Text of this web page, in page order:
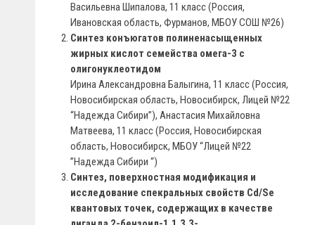
Васильевна Шипалова, 11 класс (Россия,
Ивановская область, Фурманов, МБОУ СОШ №26)
Синтез конъюгатов полиненасыщенных
жирных кислот семейства омега-3 с
олигонуклеотидом
Ирина Александровна Балыгина, 11 класс (Россия,
Новосибирская область, Новосибирск, Лицей №22
“Надежда Сибири”), Анастасия Михайловна
Матвеева, 11 класс (Россия, Новосибирская
область, Новосибирск, МБОУ “Лицей №22
”Надежда Сибири “)
Синтез, поверхностная модификация и
исследование спекральных свойств Cd/Se
квантовых точек, содержащих в качестве